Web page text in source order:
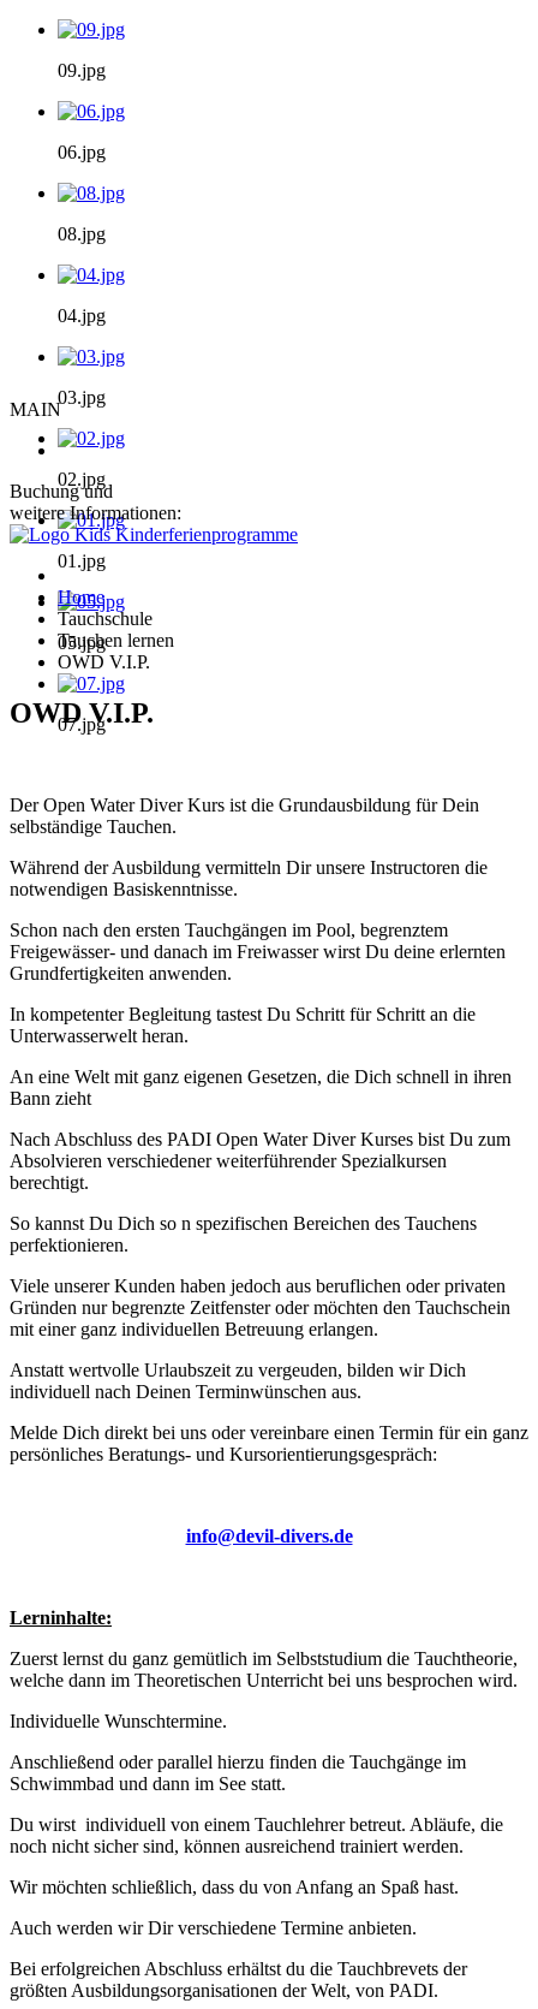
09.jpg
06.jpg
08.jpg
04.jpg
03.jpg
02.jpg
01.jpg
05.jpg
07.jpg
MAIN
Buchung und
weitere Informationen:
Home
Tauchschule
Tauchen lernen
OWD V.I.P.
OWD V.I.P.
Der Open Water Diver Kurs ist die Grundausbildung für Dein
selbständige Tauchen.
Während der Ausbildung vermitteln Dir unsere Instructoren die
notwendigen Basiskenntnisse.
Schon nach den ersten Tauchgängen im Pool, begrenztem
Freigewässer- und danach im Freiwasser wirst Du deine erlernten
Grundfertigkeiten anwenden.
In kompetenter Begleitung tastest Du Schritt für Schritt an die
Unterwasserwelt heran.
An eine Welt mit ganz eigenen Gesetzen, die Dich schnell in ihren
Bann zieht
Nach Abschluss des PADI Open Water Diver Kurses bist Du zum
Absolvieren verschiedener weiterführender Spezialkursen
berechtigt.
So kannst Du Dich so n spezifischen Bereichen des Tauchens
perfektionieren.
Viele unserer Kunden haben jedoch aus beruflichen oder privaten
Gründen nur begrenzte Zeitfenster oder möchten den Tauchschein
mit einer ganz individuellen Betreuung erlangen.
Anstatt wertvolle Urlaubszeit zu vergeuden, bilden wir Dich
individuell nach Deinen Terminwünschen aus.
Melde Dich direkt bei uns oder vereinbare einen Termin für ein ganz
persönliches Beratungs- und Kursorientierungsgespräch:
info@devil-divers.de
Lerninhalte:
Zuerst lernst du ganz gemütlich im Selbststudium die Tauchtheorie,
welche dann im Theoretischen Unterricht bei uns besprochen wird.
Individuelle Wunschtermine.
Anschließend oder parallel hierzu finden die Tauchgänge im
Schwimmbad und dann im See statt.
Du wirst individuell von einem Tauchlehrer betreut. Abläufe, die
noch nicht sicher sind, können ausreichend trainiert werden.
Wir möchten schließlich, dass du von Anfang an Spaß hast.
Auch werden wir Dir verschiedene Termine anbieten.
Bei erfolgreichen Abschluss erhältst du die Tauchbrevets der
größten Ausbildungsorganisationen der Welt, von PADI.